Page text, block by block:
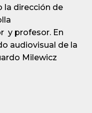
la dirección de
y profesor. En
audiovisual de la
Milewicz